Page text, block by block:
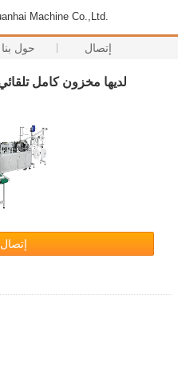
Machine Co.,Ltd.
حول بنا إتصال
لديها مخزون كامل